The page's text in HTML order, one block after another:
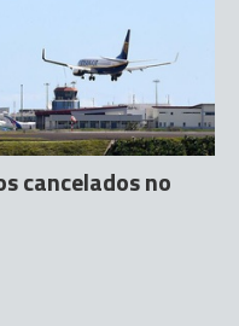
cancelados no